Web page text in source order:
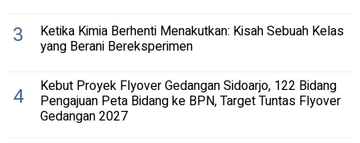
3 Ketika Kimia Berhenti Menakutkan: Kisah Sebuah Kelas
yang Berani Bereksperimen
4 Kebut Proyek Flyover Gedangan Sidoarjo, 122 Bidang
Pengajuan Peta Bidang ke BPN, Target Tuntas Flyover
Gedangan 2027